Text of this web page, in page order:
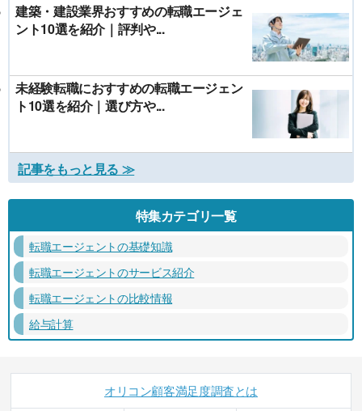
建築・建設業界おすすめの転職エージェ
ント10選を紹介｜評判や...
未経験転職におすすめの転職エージェン
ト10選を紹介｜選び方や...
記事をもっと見る ≫
特集カテゴリ一覧
転職エージェントの基礎知識
転職エージェントのサービス紹介
転職エージェントの比較情報
給与計算
オリコン顧客満足度調査とは